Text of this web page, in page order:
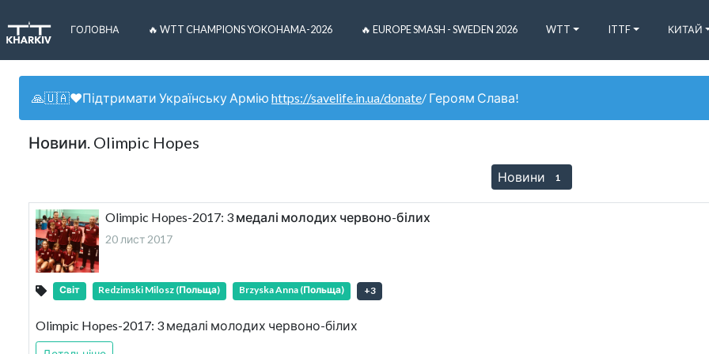
ГОЛОВНА 🔥 WTT CHAMPIONS YOKOHAMA-2026 🔥 EUROPE SMASH - SWEDEN 2026 WTT ITTF КИТАЙ
🙏🇺🇦❤️Підтримати Українську Армію https://savelife.in.ua/donate/ Героям Слава!
Новини. Olimpic Hopes
Новини 1
Olimpic Hopes-2017: 3 медалі молодих червоно-білих
20 лист 2017
Світ Redzimski Milosz (Польща) Brzyska Anna (Польща) +3
Olimpic Hopes-2017: 3 медалі молодих червоно-білих